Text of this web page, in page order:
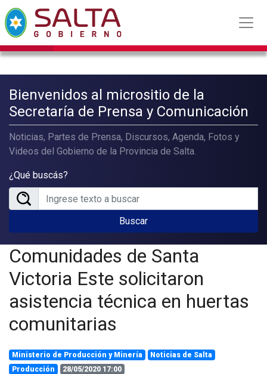
Bienvenidos al micrositio de la
Secretaría de Prensa y Comunicación
Noticias, Partes de Prensa, Discursos, Agenda, Fotos y
Videos del Gobierno de la Provincia de Salta.
¿Qué buscás?
Buscar
Comunidades de Santa
Victoria Este solicitaron
asistencia técnica en huertas
comunitarias
Ministerio de Producción y Minería
Noticias de Salta
Producción
28/05/2020 17:00